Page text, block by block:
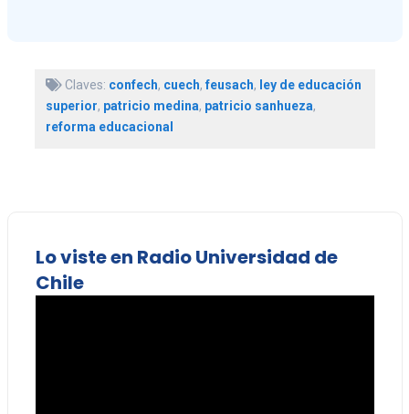
Claves: confech, cuech,feusach, ley de educación
superior, patricio medina, patricio sanhueza,
reforma educacional
Lo viste en Radio Universidad de
Chile